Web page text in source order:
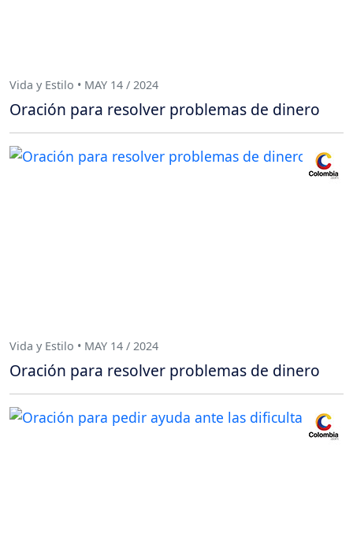
Vida y Estilo • MAY 14 / 2024
Oración para resolver problemas de dinero
Vida y Estilo • MAY 14 / 2024
Oración para resolver problemas de dinero